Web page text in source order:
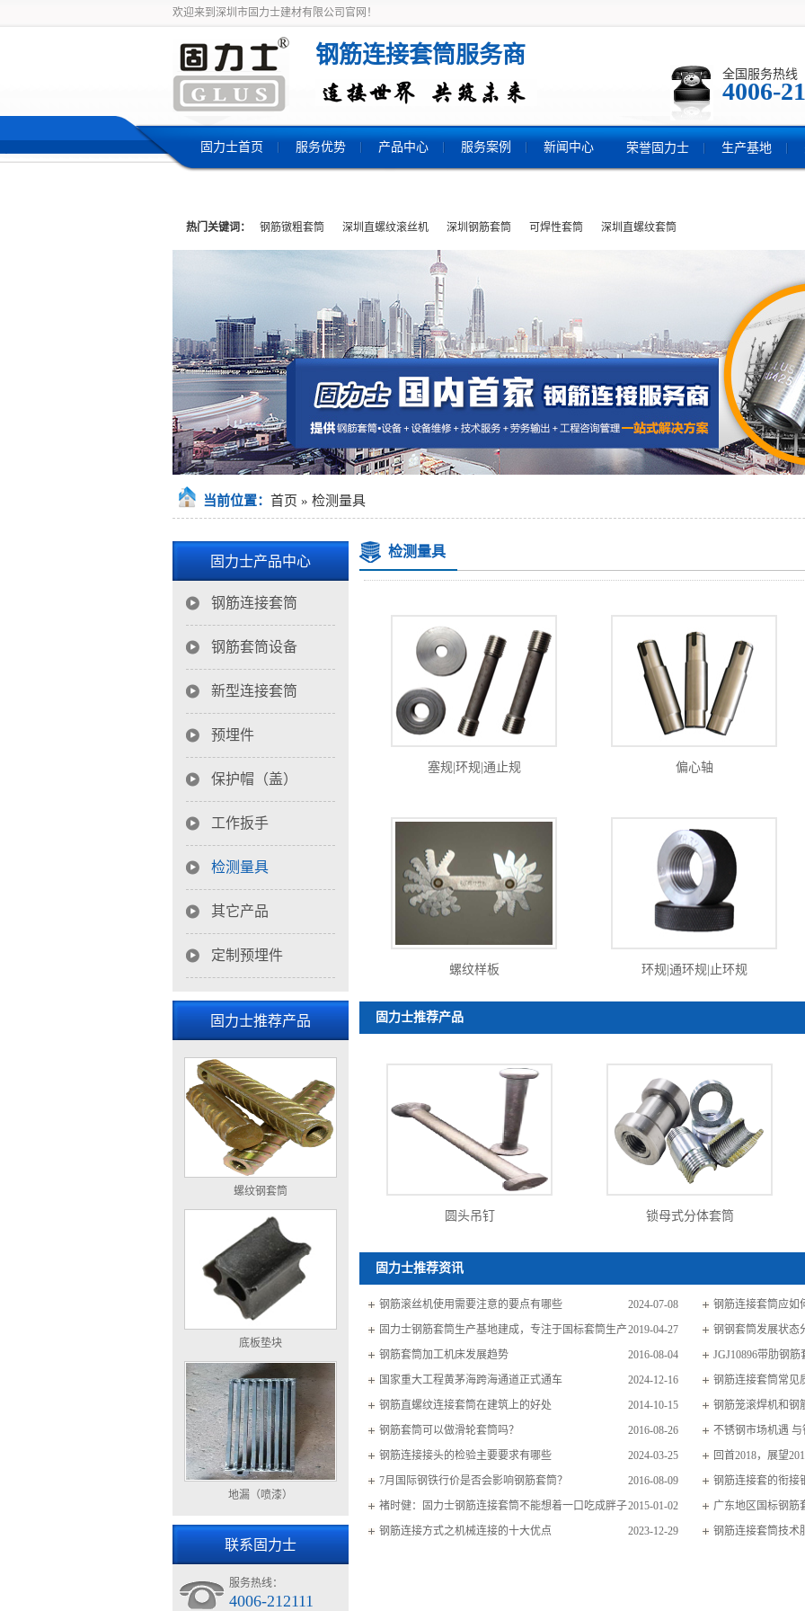
欢迎来到深圳市固力士建材有限公司官网！
钢筋连接套筒服务商
全国服务热线
4006-
固力士首页 服务优势 产品中心 服务案例 新闻中心 荣誉固力士 生产基地
热门关键词： 钢筋镦粗套筒 深圳直螺纹滚丝机 深圳钢筋套筒 可焊性套筒 深圳直螺纹套筒
当前位置： 首页 » 检测量具
检测量具
塞规|环规|通止规 偏心轴
螺纹样板 环规|通环规|止环规
固力士推荐产品
圆头吊钉 锁母式分体套筒
固力士推荐资讯
2024-07-08
钢筋滚丝机使用需要注意的要点有哪些
钢筋连接套筒应如
2019-04-27
固力士钢筋套筒生产基地建成，专注于国标套筒生产
钢钢套筒发展状态
2016-08-04
钢筋套筒加工机床发展趋势
JGJ10896带肋钢
连接规范标准
2024-12-16
国家重大工程黄茅海跨海通道正式通车
钢筋连接套筒常见
2014-10-15
钢筋直螺纹连接套筒在建筑上的好处
钢筋笼滚焊机和钢
2016-08-26
钢筋套筒可以做滑轮套筒吗？
不锈钢市场机遇
2024-03-25
钢筋连接接头的检验主要要求有哪些
回首2018，展望
2016-08-09
7月国际钢铁行价是否会影响钢筋套筒？
钢筋连接套的衔接
2015-01-02
褚时健：固力士钢筋连接套筒不能想着一口吃成胖子
广东地区国标钢筋
2023-12-29
钢筋连接方式之机械连接的十大优点 钢筋连接套筒技术
固力士产品中心
钢筋连接套筒
钢筋套筒设备
新型连接套筒
预埋件
保护帽（盖）
工作扳手
检测量具
其它产品
定制预埋件
固力士推荐产品
螺纹钢套筒
底板垫块
地漏（喷漆）
联系固力士
服务热线：
4006-212111